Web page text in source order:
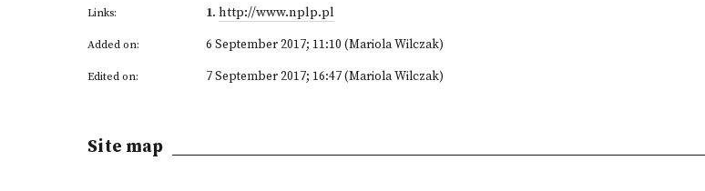
Links: 1. http://www.nplp.pl
Added on: 6 September 2017; 11:10 (Mariola Wilczak)
Edited on: 7 September 2017; 16:47 (Mariola Wilczak)
Site map